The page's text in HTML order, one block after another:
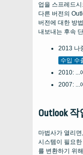
업을 스프레드
다른 버전의
버전에 대한 방
내보내는 후속
2013 나
수입 수
2010: ...
2007: ...
Outlook 작
마법사가 열리
시스템이 필요
를 변환하기 위